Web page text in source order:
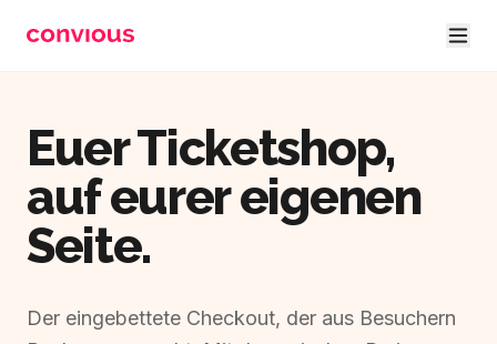
Euer Ticketshop,
auf eurer eigenen
Seite.
Der eingebettete Checkout, der aus Besuchern